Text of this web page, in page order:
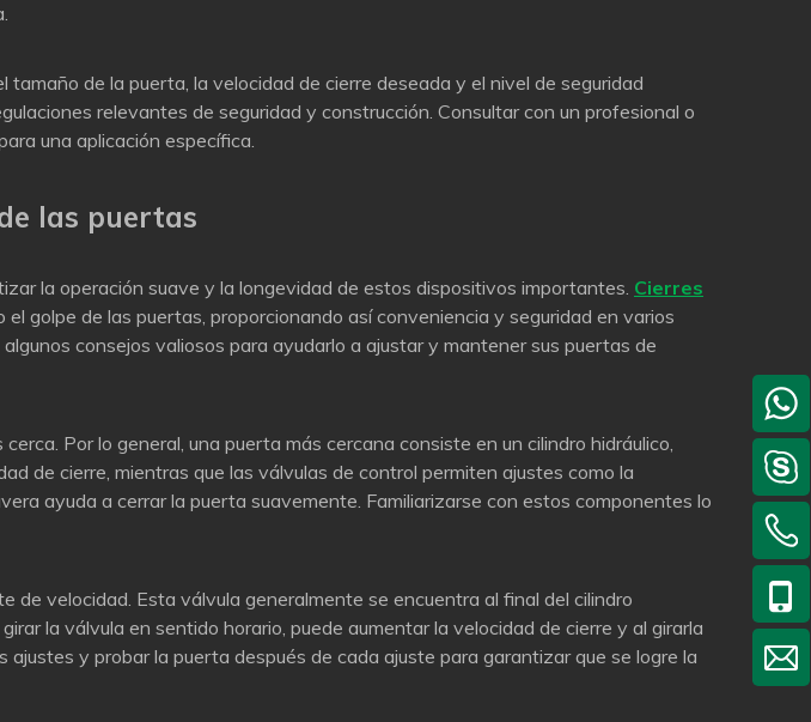
de la puerta, la velocidad de cierre deseada y el nivel de seguridad
relevantes de seguridad y construcción. Consultar con un profesional o
una aplicación específica.
las puertas
la operación suave y la longevidad de estos dispositivos importantes. Cierres
golpe de las puertas, proporcionando así conveniencia y seguridad en varios
consejos valiosos para ayudarlo a ajustar y mantener sus puertas de
Por lo general, una puerta más cercana consiste en un cilindro hidráulico,
de cierre, mientras que las válvulas de control permiten ajustes como la
ayuda a cerrar la puerta suavemente. Familiarizarse con estos componentes lo
de velocidad. Esta válvula generalmente se encuentra al final del cilindro
la válvula en sentido horario, puede aumentar la velocidad de cierre y al girarla
y probar la puerta después de cada ajuste para garantizar que se logre la